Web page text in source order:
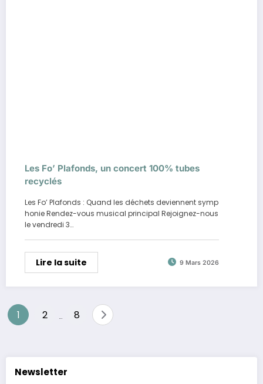
Les Fo’ Plafonds, un concert 100% tubes
recyclés
Les Fo’ Plafonds : Quand les déchets deviennent symp
honie Rendez-vous musical principal Rejoignez-nous
le vendredi 3…
Lire la suite 9 Mars 2026
Pagination
1 2 8
Newsletter